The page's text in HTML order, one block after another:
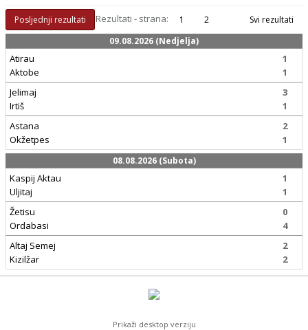
Posljednji rezultati Rezultati - strana: 1 2
Svi rezultati
09.08.2026 (Nedjelja)
Atirau
Aktobe
1
1
Jelimaj
Irtiš
3
1
Astana
Okžetpes
2
1
08.08.2026 (Subota)
Kaspij Aktau
Uljitaj
1
1
Žetisu
Ordabasi
0
4
Altaj Semej
Kizilžar
2
2
Prikaži desktop verziju